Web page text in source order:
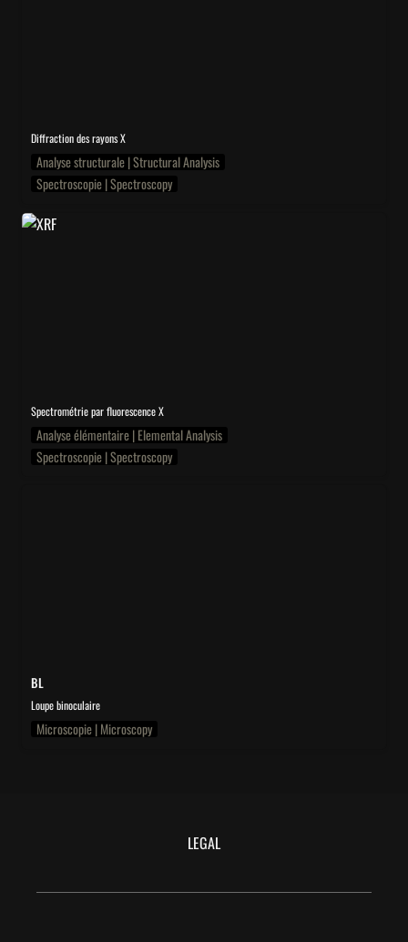
Diffraction des rayons X
Analyse structurale | Structural Analysis
Spectroscopie | Spectroscopy
XRF
Spectrométrie par fluorescence X
Analyse élémentaire | Elemental Analysis
Spectroscopie | Spectroscopy
BL
Loupe binoculaire
Microscopie | Microscopy
LEGAL